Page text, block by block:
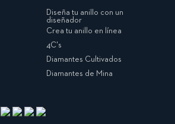
Diseña tu anillo con un
diseñador
Crea tu anillo en línea
4C's
Diamantes Cultivados
Diamantes de Mina
Instagram
Facebook
Translation
Pinterest